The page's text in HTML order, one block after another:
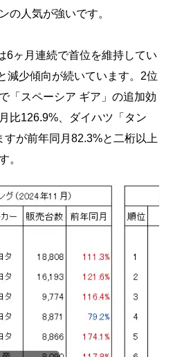
の人気が強いです。
6ヶ月連続で首位を維持してい
減少傾向が続いています。2位
「スペーシア ギア」の追加効
比126.9%、ダイハツ「タン
すが前年同月82.3%と二桁以上
。